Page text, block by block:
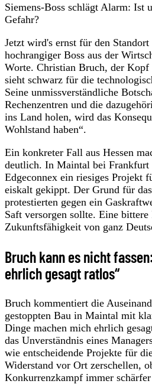
Siemens-Boss schlägt Alarm: Ist
Gefahr?
Jetzt wird's ernst für den
hochrangiger Boss aus der
Worte. Christian Bruch, der Kopf
sieht schwarz für die
Seine unmissverständliche
Rechenzentren und die
ins Land holen, wird das
Wohlstand haben“.
Ein konkreter Fall aus Hessen
deutlich. In Maintal bei Frankfurt
Edgeconnex ein riesiges Projekt
eiskalt gekippt. Der Grund für
protestierten gegen ein
Saft versorgen sollte. Eine
Zukunftsfähigkeit von ganz
Bruch kann es nicht
ehrlich gesagt ratlos“
Bruch kommentiert die
gestoppten Bau in Maintal mit
Dinge machen mich ehrlich
das Unverständnis eines
wie entscheidende Projekte für
Widerstand vor Ort zerschellen,
Konkurrenzkampf immer